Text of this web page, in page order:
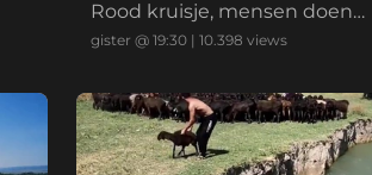
Rood kruisje, mensen doen
normaal, ambu erlangs, klaar
gister @ 19:30 |10.398 views